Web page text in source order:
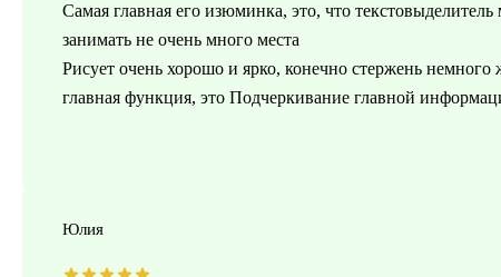
Самая главная его изюминка, это, что
занимать не очень много места
Рисует очень хорошо и ярко, конечно стержень
главная функция, это Подчеркивание главной
Юлия